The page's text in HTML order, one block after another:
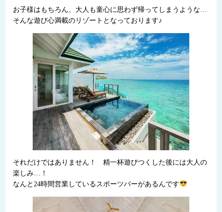
お子様はもちろん、大人も童心に思わず帰ってしまうような…
そんな遊び心満載のリゾートとなっております♪
それだけではありません！ 精一杯遊びつくした後には大人の
楽しみ…！
なんと24時間営業しているスポーツバーがあるんです